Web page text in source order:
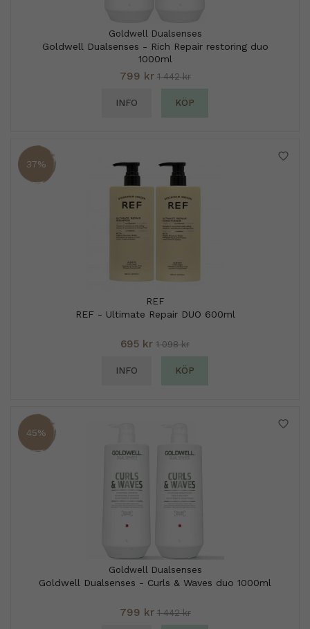
Goldwell Dualsenses
Goldwell Dualsenses - Rich Repair restoring duo
1000ml
799 kr 1 442 kr
INFO KÖP
37%
REF
REF - Ultimate Repair DUO 600ml
695 kr 1 098 kr
INFO KÖP
45%
Goldwell Dualsenses
Goldwell Dualsenses - Curls & Waves duo 1000ml
799 kr 1 442 kr